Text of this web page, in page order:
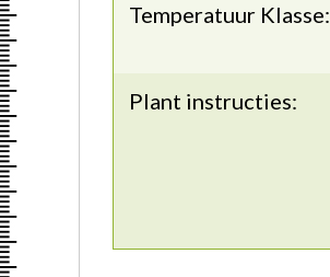
Temperatuur Klasse:
Plant instructies: